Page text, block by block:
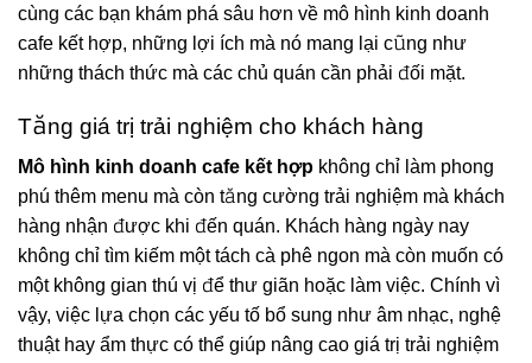
cùng các bạn khám phá sâu hơn về mô hình kinh doanh
cafe kết hợp, những lợi ích mà nó mang lại cũng như
những thách thức mà các chủ quán cần phải đối mặt.
Tăng giá trị trải nghiệm cho khách hàng
Mô hình kinh doanh cafe kết hợp không chỉ làm phong
phú thêm menu mà còn tăng cường trải nghiệm mà khách
hàng nhận được khi đến quán. Khách hàng ngày nay
không chỉ tìm kiếm một tách cà phê ngon mà còn muốn có
một không gian thú vị để thư giãn hoặc làm việc. Chính vì
vậy, việc lựa chọn các yếu tố bổ sung như âm nhạc, nghệ
thuật hay ẩm thực có thể giúp nâng cao giá trị trải nghiệm